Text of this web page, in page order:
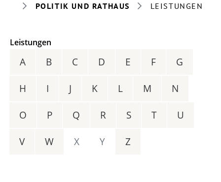
POLITIK UND RATHAUS
LEISTUNGEN
Leistungen
A B C D E F G
H I J K L M N
O P Q R S T U
V W X Y Z